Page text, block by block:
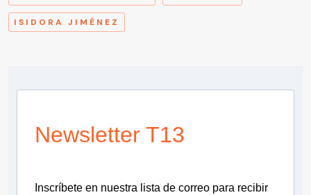
ISIDORA JIMÉNEZ
Newsletter T13
Inscríbete en nuestra lista de correo para recibir